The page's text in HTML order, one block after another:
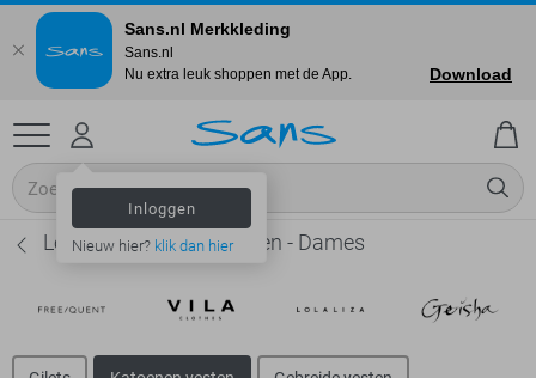
Inloggen
Nieuw hier? klik dan hier
LolaLiza Katoenen vesten - Dames
Sans.nl Merkkleding
Sans.nl
Nu extra leuk shoppen met de App.
Download